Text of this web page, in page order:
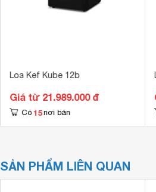
Loa Kef Kube 12b
Giá từ 21.989.000 đ
Có 15 nơi bán
SẢN PHẨM LIÊN QUAN